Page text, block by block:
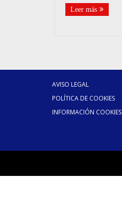
Leer más
AVISO LEGAL
POLÍTICA DE COOKIES
INFORMACIÓN COOKIES